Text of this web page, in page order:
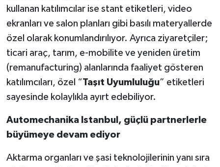
kullanan katılımcılar ise stant etiketleri, video
ekranları ve salon planları gibi basılı materyallerde
özel olarak konumlandırılıyor. Ayrıca ziyaretçiler;
ticari araç, tarım, e-mobilite ve yeniden üretim
(remanufacturing) alanlarında faaliyet gösteren
katılımcıları, özel “Taşıt Uyumluluğu” etiketleri
sayesinde kolaylıkla ayırt edebiliyor.
Automechanika Istanbul, güçlü partnerlerle
büyümeye devam ediyor
Aktarma organları ve şasi teknolojilerinin yanı sıra